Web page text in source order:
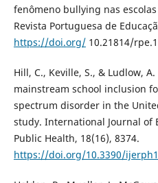
fenômeno bullying nas
Revista Portuguesa de
https://doi.org/10.21814/
Hill, C., Keville, S., & Ludlow,
mainstream school inclusion
spectrum disorder in the
study. International Journal of
Public Health, 18(16), 8374.
https://doi.org/10.3390/